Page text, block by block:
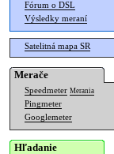
Fórum o DSL
Výsledky meraní
Satelitná mapa SR
Merače
Speedmeter Merania
Pingmeter
Googlemeter
Hľadanie